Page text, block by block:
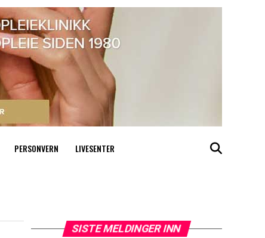
PERSONVERN LIVESENTER
SISTE MELDINGER INN